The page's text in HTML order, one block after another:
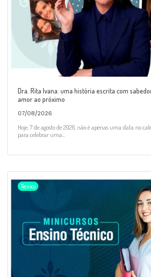
Dra. Rita Ivana: uma história escrita com
amor ao próximo
07/08/2026
Hoje, 7 de agosto de 2026, não é apenas uma data no
para celebrar uma...
Técnico